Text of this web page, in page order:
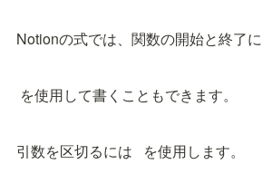
Notionの式では、関数の開始と終了に
を使用して書くこともできます。
引数を区切るには
  を使用します。